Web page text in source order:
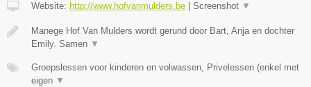
Website: http://www.hofvanmulders.be Screenshot ▼
Manege Hof Van Mulders wordt gerund door Bart, Anja en dochter
Emily. Samen ▼
Groepslessen voor kinderen en volwassen, Privelessen (enkel met
eigen ▼